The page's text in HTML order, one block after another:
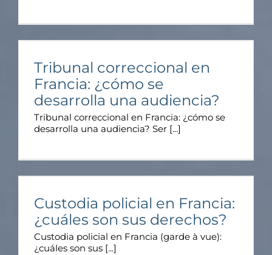
Tribunal correccional en
Francia: ¿cómo se
desarrolla una audiencia?
Tribunal correccional en Francia: ¿cómo se
desarrolla una audiencia? Ser [...]
Custodia policial en Francia:
¿cuáles son sus derechos?
Custodia policial en Francia (garde à vue):
¿cuáles son sus [...]